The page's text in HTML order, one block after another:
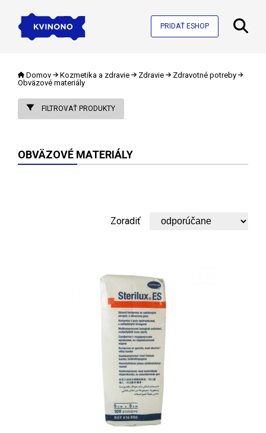
PRIDAŤ ESHOP
Domov Kozmetika a zdravie Zdravie
Zdravotné potreby
Obväzové materiály
FILTROVAŤ PRODUKTY
OBVÄZOVÉ MATERIÁLY
Zoradiť